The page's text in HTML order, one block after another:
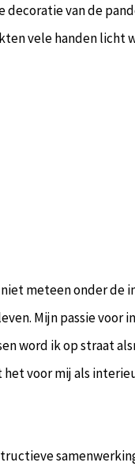
decoratie van de
vele handen licht
meteen onder
Mijn passie
word ik op straat
het voor mij als